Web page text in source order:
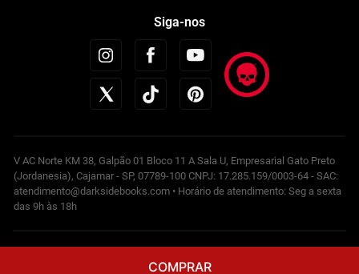
COMPRAR
Siga-nos
V AC Norte KM 38, Galpão 01 Bloco 11 A Sala U, Empresarial Gato Preto
(Jordanesia), Cajamar - SP, 07789-100 CNPJ: 17.285.159/0003-64 - SAC:
atendimento@darksidebooks.com • Horário de atendimento: Seg a sexta
das 9h às 18h